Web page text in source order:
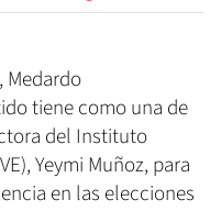
Medardo
tiene como una de
del Instituto
Yeymi Muñoz, para
en las elecciones